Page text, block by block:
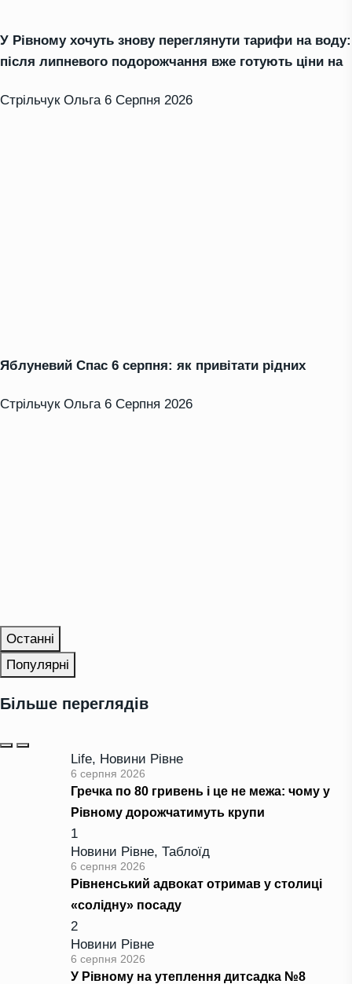
У Рівному хочуть знову переглянути тарифи на воду:
після липневого подорожчання вже готують ціни на
Стрільчук Ольга 6 Серпня 2026
Яблуневий Спас 6 серпня: як привітати рідних
Стрільчук Ольга 6 Серпня 2026
Останні
Популярні
Більше переглядів
Life, Новини Рівне
6 серпня 2026
Гречка по 80 гривень і це не межа: чому у
Рівному дорожчатимуть крупи
1
Новини Рівне, Таблоїд
6 серпня 2026
Рівненський адвокат отримав у столиці
«солідну» посаду
2
Новини Рівне
6 серпня 2026
У Рівному на утеплення дитсадка №8